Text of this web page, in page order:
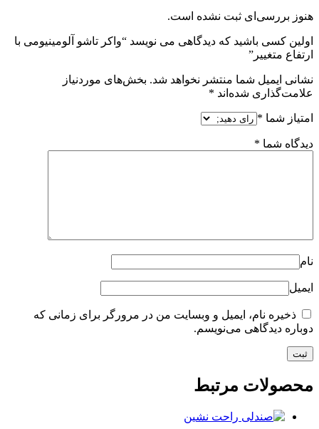
هنوز بررسی‌ای ثبت نشده است.
اولین کسی باشید که دیدگاهی می نویسد “واکر تاشو آلومینیومی با
ارتفاع متغییر”
نشانی ایمیل شما منتشر نخواهد شد. بخش‌های موردنیاز
علامت‌گذاری شده‌اند *
امتیاز شما *
دیدگاه شما *
نام
ایمیل
ذخیره نام، ایمیل و وبسایت من در مرورگر برای زمانی که
دوباره دیدگاهی می‌نویسم.
محصولات مرتبط